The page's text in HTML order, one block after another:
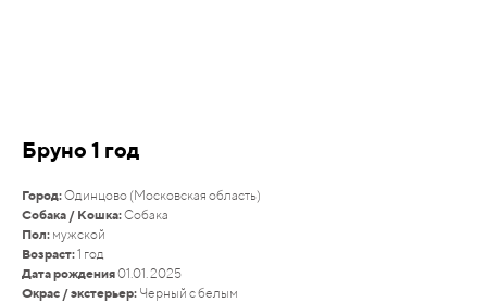
Бруно 1 год
Город:Одинцово (Московская область)
Собака / Кошка:Собака
Пол: мужской
Возраст:1 год
Дата рождения01.01. 2025
Окрас / экстерьер: Черный с белым